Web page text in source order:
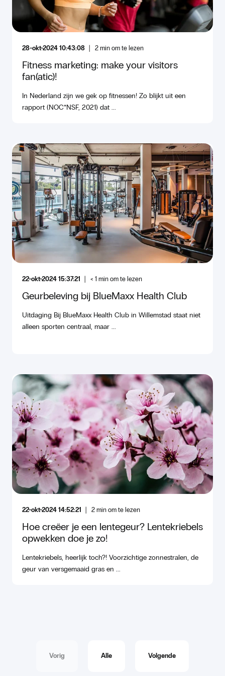
28-okt-2024 10:43:08 2min om te lezen
Fitness marketing: make your visitors
fan(atic)!
In Nederland zijn we gek op fitnessen! Zo blijkt uit een
rapport (NOC*NSF, 2021) dat ...
22-okt-2024 15:37:21 < 1 min om te lezen
Geurbeleving bij BlueMaxx Health Club
Uitdaging Bij BlueMaxx Health Club in Willemstad staat niet
alleen sporten centraal, maar ...
22-okt-2024 14:52:21 2min om te lezen
Hoe creëer je een lentegeur? Lentekriebels
opwekken doe je zo!
Lentekriebels, heerlijk toch?! Voorzichtige zonnestralen, de
geur van versgemaaid gras en ...
Vorig Alle Volgende